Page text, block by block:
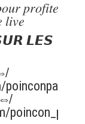
𝑝𝑟𝑜𝑓𝑖𝑡𝑒𝑧
𝙇𝙀𝙎
⇎